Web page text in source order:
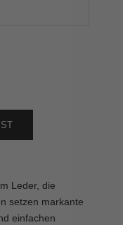
Leder, die
setzen markante
einfachen